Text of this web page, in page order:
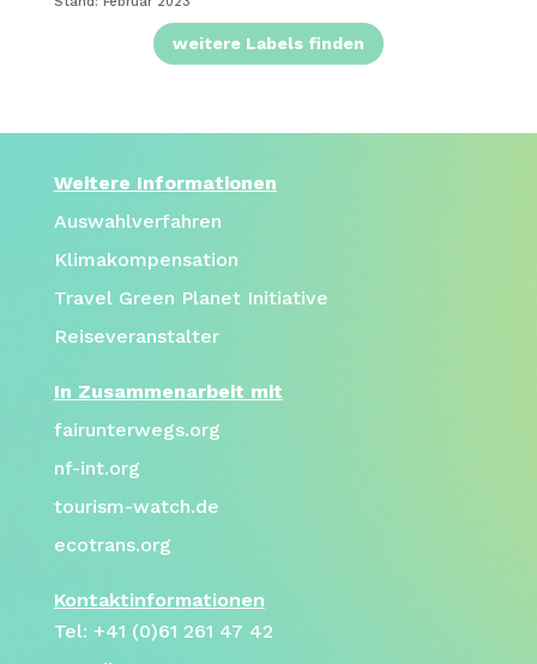
weitere Labels finden
Weitere Informationen
Auswahlverfahren
Klimakompensation
Travel Green Planet Initiative
Reiseveranstalter
In Zusammenarbeit mit
fairunterwegs.org
nf-int.org
tourism-watch.de
ecotrans.org
Kontaktinformationen
Tel: +41 (0)61 261 47 42